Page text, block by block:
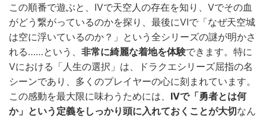
この順番で遊ぶと、IVで天空人の存在を知り、Vでその血
がどう繋がっているのかを探り、最後にVIで「なぜ天空城
は空に浮いているのか？」という全シリーズの謎が明かさ
れる……という、 非常に綺麗な着地を体験できます。特に
Vにおける「人生の選択」は、ドラクエシリーズ屈指の名
シーンであり、多くのプレイヤーの心に刻まれています。
この感動を最大限に味わうためには、 IVで「勇者とは何
か」という定義をしっかり頭に入れておくことが大切なん